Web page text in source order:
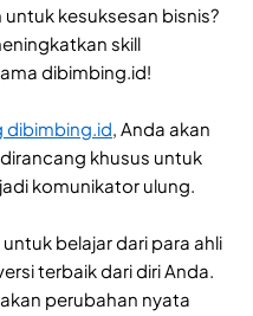
kesuksesan bisnis?
skill
dibimbing.id!
dibimbing.id , Anda akan
khusus untuk
komunikator ulung.
belajar dari para ahli
terbaik dari diri Anda.
perubahan nyata